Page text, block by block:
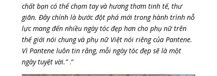
chất bạn có thể chạm tay và hương thơm tinh tế, thư
giãn. Đây chính là bước đột phá mới trong hành trình nỗ
lực mang đến nhiều ngày tóc đẹp hơn cho phụ nữ trên
thế giới nói chung và phụ nữ Việt nói riêng của Pantene.
Vì Pantene luôn tin rằng, mỗi ngày tóc đẹp sẽ là một
ngày tuyệt vời.” .”